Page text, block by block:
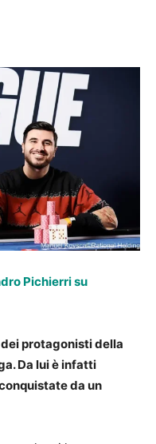
Pichierri su
protagonisti della
Da lui è infatti
da un